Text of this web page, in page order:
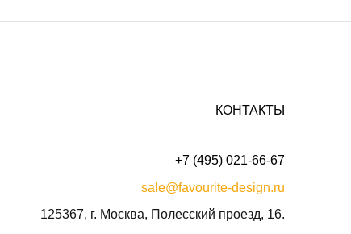
КОНТАКТЫ
+7 (495) 021-66-67
sale@favourite-design.ru
125367, г. Москва, Полесский проезд, 16.